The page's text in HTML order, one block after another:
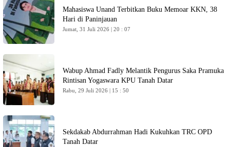
Mahasiswa Unand Terbitkan Buku Memoar KKN, 38
Hari di Paninjauan
Jumat, 31 Juli 2026 | 20 : 07
Wabup Ahmad Fadly Melantik Pengurus Saka Pramuka
Rintisan Yogaswara KPU Tanah Datar
Rabu, 29 Juli 2026 | 15 : 50
Sekdakab Abdurrahman Hadi Kukuhkan TRC OPD
Tanah Datar